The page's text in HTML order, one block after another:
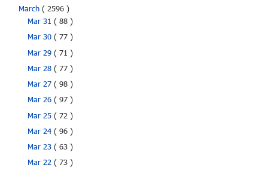
March ( 2596 )
Mar 31( 88 )
Mar 30( 77 )
Mar 29( 71 )
Mar 28( 77 )
Mar 27( 98 )
Mar 26( 97 )
Mar 25( 72 )
Mar 24( 96 )
Mar 23( 63 )
Mar 22( 73 )